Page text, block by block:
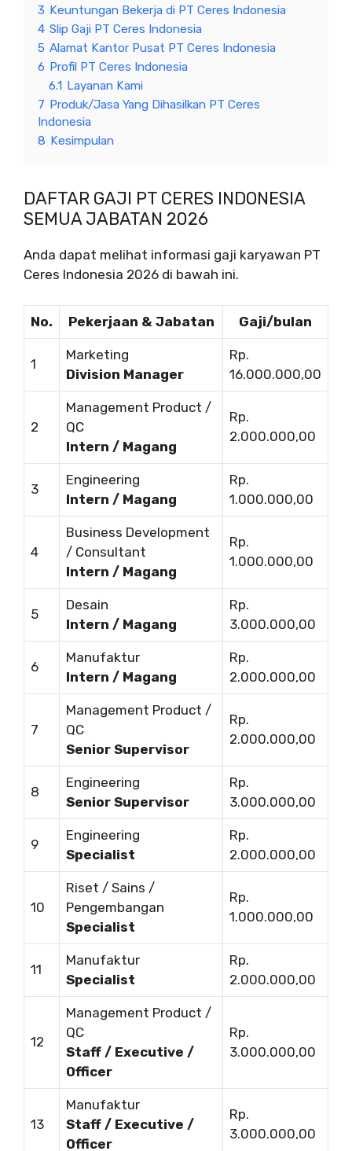
3 Keuntungan Bekerja di PT Ceres Indonesia
4 Slip Gaji PT Ceres Indonesia
5 Alamat Kantor Pusat PT Ceres Indonesia
6 Profil PT Ceres Indonesia
6.1 Layanan Kami
7 Produk/Jasa Yang Dihasilkan PT Ceres
Indonesia
8 Kesimpulan
DAFTAR GAJI PT CERES INDONESIA
SEMUA JABATAN 2026
Anda dapat melihat informasi gaji karyawan PT
Ceres Indonesia 2026 di bawah ini.
No. Pekerjaan & Jabatan Gaji/bulan
1
Marketing
Division Manager
Rp.
16.000.000,00
2
Management Product /
QC
Intern / Magang
Rp.
2.000.000,00
3
Engineering
Intern / Magang
Rp.
1.000.000,00
4
Business Development
/ Consultant
Intern / Magang
Rp.
1.000.000,00
5
Desain
Intern / Magang
Rp.
3.000.000,00
6
Manufaktur
Intern / Magang
Rp.
2.000.000,00
7
Management Product /
QC
Senior Supervisor
Rp.
2.000.000,00
8
Engineering
Senior Supervisor
Rp.
3.000.000,00
9
Engineering
Specialist
Rp.
2.000.000,00
10
Riset / Sains /
Pengembangan
Specialist
Rp.
1.000.000,00
11
Manufaktur
Specialist
Rp.
2.000.000,00
12
Management Product /
QC
Staff / Executive /
Officer
Rp.
3.000.000,00
13
Manufaktur
Staff / Executive /
Officer
Rp.
3.000.000,00